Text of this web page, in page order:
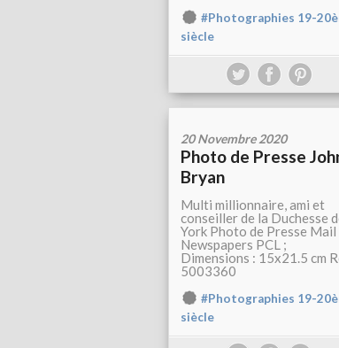
#Photographies 19-
siècle
20 Novembre 2020
Photo de Presse
Bryan
Multi millionnaire, ami et
conseiller de la Duchesse
York Photo de Presse Mail
Newspapers PCL ;
Dimensions : 15x21.5 cm
5003360
#Photographies 19-
siècle